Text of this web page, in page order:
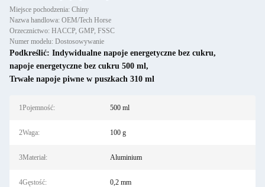
Miejsce pochodzenia: Chiny
Nazwa handlowa: OEM/Tech Horse
Orzecznictwo: HACCP, GMP, FSSC
Numer modelu: Dostosowywanie
Podkreślić: Indywidualne napoje energetyczne bez cukru,
napoje energetyczne bez cukru 500 ml,
Trwałe napoje piwne w puszkach 310 ml
1Pojemność: 500 ml
2Waga: 100 g
3Materiał: Aluminium
4Gęstość: 0,2 mm